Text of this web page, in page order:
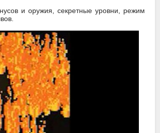
и оружия, секретные уровни, режим